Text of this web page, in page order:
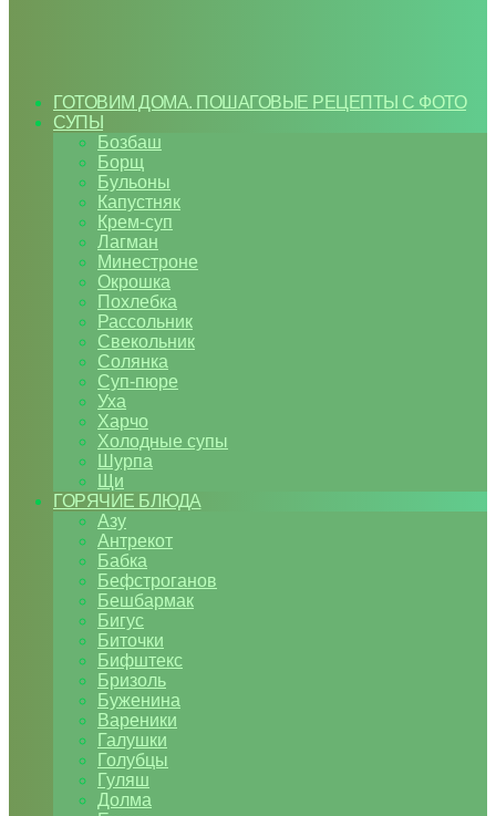
ГОТОВИМ ДОМА. ПОШАГОВЫЕ РЕЦЕПТЫ С ФОТО
СУПЫ
Бозбаш
Борщ
Бульоны
Капустняк
Крем-суп
Лагман
Минестроне
Окрошка
Похлебка
Рассольник
Свекольник
Солянка
Суп-пюре
Уха
Харчо
Холодные супы
Шурпа
Щи
ГОРЯЧИЕ БЛЮДА
Азу
Антрекот
Бабка
Бефстроганов
Бешбармак
Бигус
Биточки
Бифштекс
Бризоль
Буженина
Вареники
Галушки
Голубцы
Гуляш
Долма